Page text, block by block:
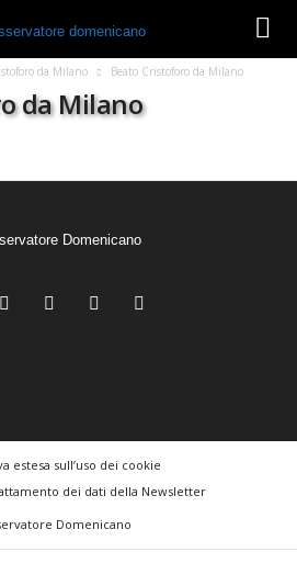
da Milano Beato Cristoforo da Milano
da Milano
estesa sull’uso dei cookie
dei dati della Newsletter
Domenicano